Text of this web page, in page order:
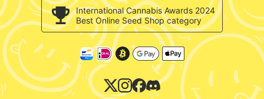
Validación de opiniones
Política de cookies
c/ Llevant, 32
Pol. Industrial Pont del Príncep
17469 - Vilamalla (Girona, Spain)
Email: info@alchimiaweb.com
Tel.: +34 972 52 72 48
Horario de contacto: 9h-14h
International Cannabis Awards 2024
Best Online Seed Shop category